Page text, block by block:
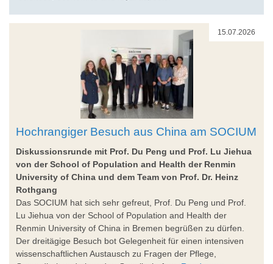
15.07.2026
Hochrangiger Besuch aus China am SOCIUM
Diskussionsrunde mit Prof. Du Peng und Prof. Lu Jiehua
von der School of Population and Health der Renmin
University of China und dem Team von Prof. Dr. Heinz
Rothgang
Das SOCIUM hat sich sehr gefreut, Prof. Du Peng und Prof.
Lu Jiehua von der School of Population and Health der
Renmin University of China in Bremen begrüßen zu dürfen.
Der dreitägige Besuch bot Gelegenheit für einen intensiven
wissenschaftlichen Austausch zu Fragen der Pflege,